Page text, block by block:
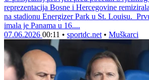
reprezentacija Bosne i Hercegovine
na stadionu Energizer Park u St. Louisu.
imala je Panama u 16....
07.06.2026 00:11 • sportdc.net • Muškarci